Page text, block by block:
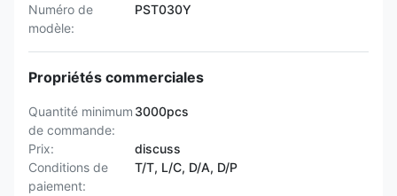
Numéro de
modèle:
PST030Y
Propriétés commerciales
Quantité minimum
de commande:
3000pcs
Prix:
discuss
Conditions de
paiement:
T/T, L/C, D/A, D/P